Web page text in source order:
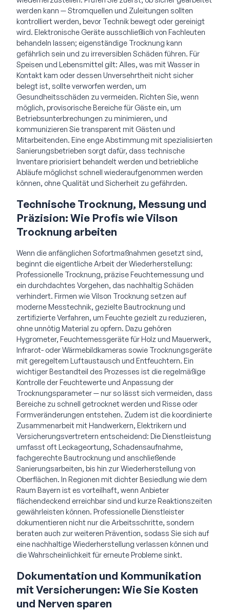
werden kann — Stromquellen und Zuleitungen sollten
kontrolliert werden, bevor Technik bewegt oder gereinigt
wird. Elektronische Geräte ausschließlich von Fachleuten
behandeln lassen; eigenständige Trocknung kann
gefährlich sein und zu irreversiblen Schäden führen. Für
Speisen und Lebensmittel gilt: Alles, was mit Wasser in
Kontakt kam oder dessen Unversehrtheit nicht sicher
belegt ist, sollte verworfen werden, um
Gesundheitsschäden zu vermeiden. Richten Sie, wenn
möglich, provisorische Bereiche für Gäste ein, um
Betriebsunterbrechungen zu minimieren, und
kommunizieren Sie transparent mit Gästen und
Mitarbeitenden. Eine enge Abstimmung mit spezialisierten
Sanierungsbetrieben sorgt dafür, dass technische
Inventare priorisiert behandelt werden und betriebliche
Abläufe möglichst schnell wiederaufgenommen werden
können, ohne Qualität und Sicherheit zu gefährden.
Technische Trocknung, Messung und
Präzision: Wie Profis wie Vilson
Trocknung arbeiten
Wenn die anfänglichen Sofortmaßnahmen gesetzt sind,
beginnt die eigentliche Arbeit der Wiederherstellung:
Professionelle Trocknung, präzise Feuchtemessung und
ein durchdachtes Vorgehen, das nachhaltig Schäden
verhindert. Firmen wie Vilson Trocknung setzen auf
moderne Messtechnik, gezielte Bautrocknung und
zertifizierte Verfahren, um Feuchte gezielt zu reduzieren,
ohne unnötig Material zu opfern. Dazu gehören
Hygrometer, Feuchtemessgeräte für Holz und Mauerwerk,
Infrarot- oder Wärmebildkameras sowie Trocknungsgeräte
mit geregeltem Luftaustausch und Entfeuchtern. Ein
wichtiger Bestandteil des Prozesses ist die regelmäßige
Kontrolle der Feuchtewerte und Anpassung der
Trocknungsparameter — nur so lässt sich vermeiden, dass
Bereiche zu schnell getrocknet werden und Risse oder
Formveränderungen entstehen. Zudem ist die koordinierte
Zusammenarbeit mit Handwerkern, Elektrikern und
Versicherungsvertretern entscheidend: Die Dienstleistung
umfasst oft Leckageortung, Schadensaufnahme,
fachgerechte Bautrocknung und anschließende
Sanierungsarbeiten, bis hin zur Wiederherstellung von
Oberflächen. In Regionen mit dichter Besiedlung wie dem
Raum Bayern ist es vorteilhaft, wenn Anbieter
flächendeckend erreichbar sind und kurze Reaktionszeiten
gewährleisten können. Professionelle Dienstleister
dokumentieren nicht nur die Arbeitsschritte, sondern
beraten auch zur weiteren Prävention, sodass Sie sich auf
eine nachhaltige Wiederherstellung verlassen können und
die Wahrscheinlichkeit für erneute Probleme sinkt.
Dokumentation und Kommunikation
mit Versicherungen: Wie Sie Kosten
und Nerven sparen